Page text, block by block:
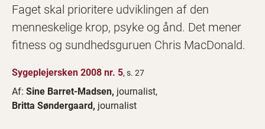
Faget skal prioritere udviklingen af den
menneskelige krop, psyke og ånd. Det mener
fitness og sundhedsguruen Chris MacDonald.
Sygeplejersken 2008 nr. 5, s. 27
Af: Sine Barret-Madsen, journalist,
Britta Søndergaard, journalist